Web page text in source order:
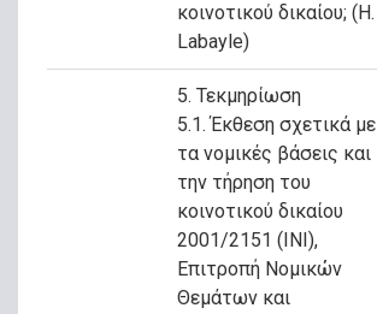
κοινοτικού δικαίου; (H.
Labayle)
5. Τεκμηρίωση
5.1. Έκθεση σχετικά με
τα νομικές βάσεις και
την τήρηση του
κοινοτικού δικαίου
2001/2151 (ΙΝΙ),
Επιτροπή Νομικών
Θεμάτων και